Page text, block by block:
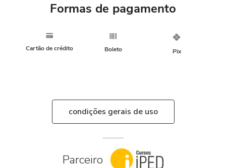
Formas de pagamento
Cartão de crédito Boleto Pix
condições gerais de uso
Parceiro